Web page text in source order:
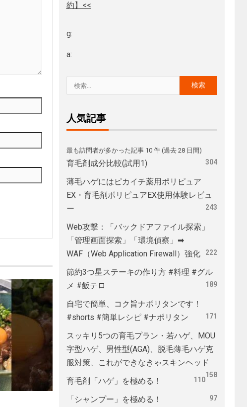
約】<<
g:
a:
人気記事
最も訪問者が多かった記事 10 件 (過去 28 日間)
育毛剤成分比較(試用1) 304
薄毛ハゲにはピカイチ薬用ポリピュア
EX・育毛剤ポリピュアEX使用体験レビュ
ー
243
Web攻撃：「バックドアファイル探索」
「管理画面探索」「環境偵察」➡
WAF（Web Application Firewall）強化
222
節約3つ星ステーキの作り方 #料理 #グル
メ #飯テロ
189
自宅で簡単、コク旨ナポリタンです！
#shorts #簡単レシピ #ナポリタン
171
スッキリ5つの育毛プラン・若ハゲ、MOU
字型ハゲ、男性型(AGA)、脱毛薄毛ハゲ克
服対策、これができなきゃスキンヘッド
158
育毛剤「ハゲ」を極める！ 110
「シャンプー」を極める！ 97